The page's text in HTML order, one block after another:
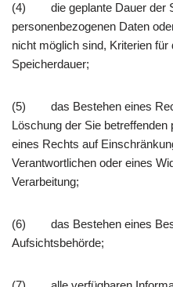
(4) die geplante Dauer der
personenbezogenen Daten
nicht möglich sind, Kriterien für
Speicherdauer;
(5) das Bestehen eines
Löschung der Sie
eines Rechts auf
Verantwortlichen oder eines
Verarbeitung;
(6) das Bestehen eines
Aufsichtsbehörde;